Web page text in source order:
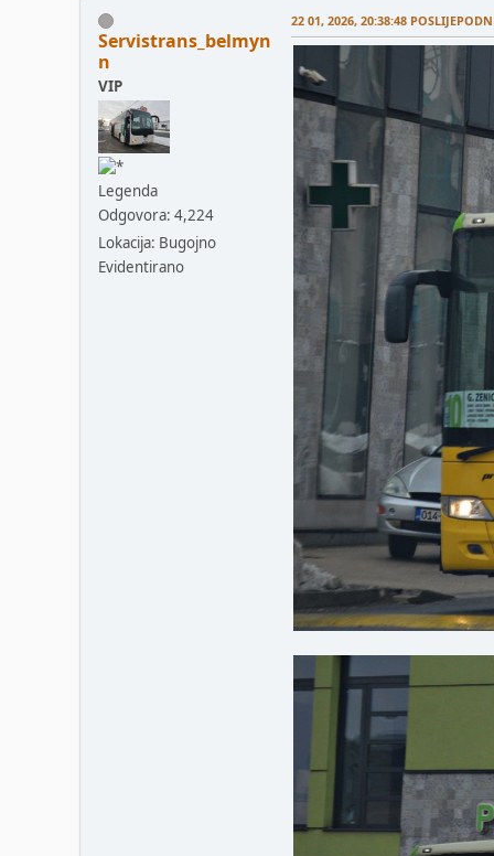
Servistrans_belmyn
n
VIP
Legenda
Odgovora: 4,224
Lokacija: Bugojno
Evidentirano
22 01, 2026, 20:38:48